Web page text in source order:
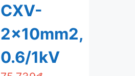
CXV-
2x10mm2,
0.6/1kV